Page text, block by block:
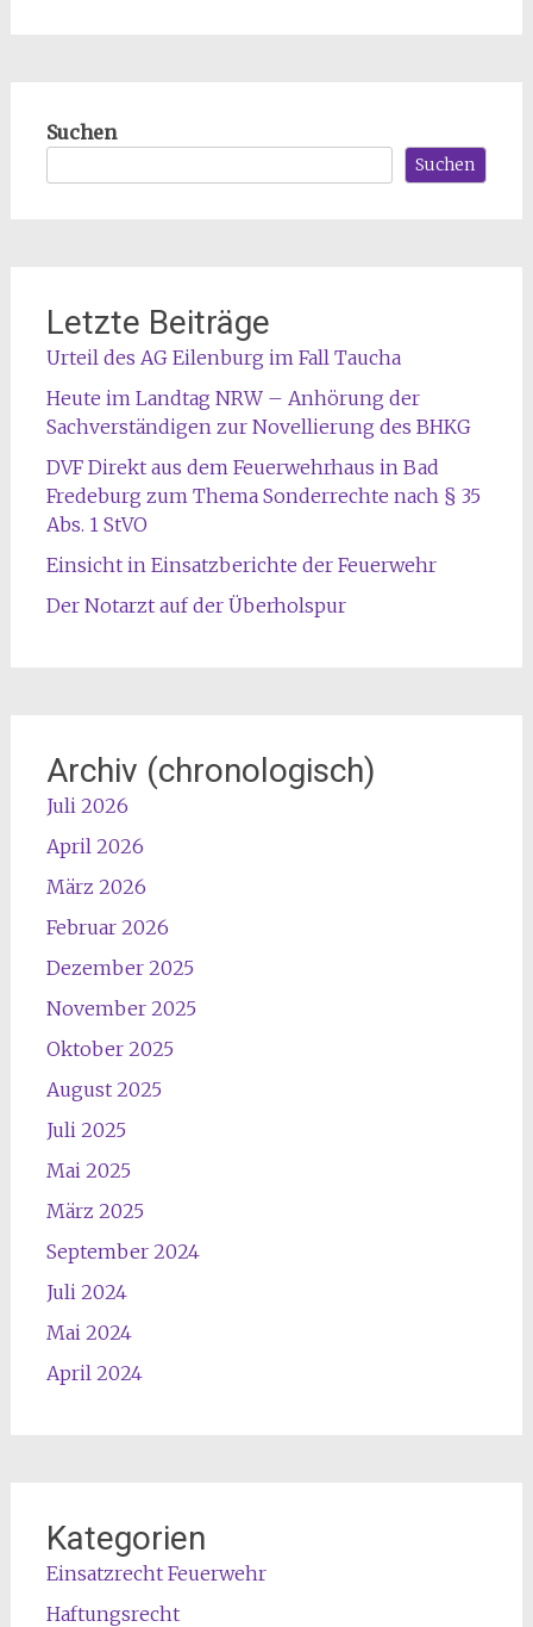
Suchen
Suchen
Letzte Beiträge
Urteil des AG Eilenburg im Fall Taucha
Heute im Landtag NRW – Anhörung der
Sachverständigen zur Novellierung des BHKG
DVF Direkt aus dem Feuerwehrhaus in Bad
Fredeburg zum Thema Sonderrechte nach § 35
Abs. 1 StVO
Einsicht in Einsatzberichte der Feuerwehr
Der Notarzt auf der Überholspur
Archiv (chronologisch)
Juli 2026
April 2026
März 2026
Februar 2026
Dezember 2025
November 2025
Oktober 2025
August 2025
Juli 2025
Mai 2025
März 2025
September 2024
Juli 2024
Mai 2024
April 2024
Kategorien
Einsatzrecht Feuerwehr
Haftungsrecht